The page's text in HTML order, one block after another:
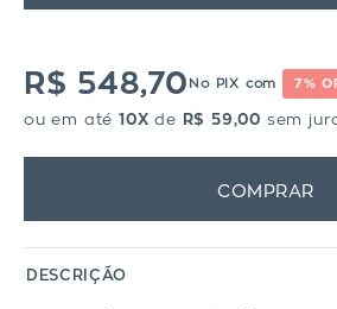
R$ 548,70 No PIX com 7%
ou em até 10X de R$ 59,00 sem
COMPRAR
DESCRIÇÃO